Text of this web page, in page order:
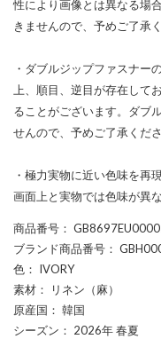
性により画像とは異なる場
きませんので、予めご了承く
・ダブルジップファスナー
上、順目、逆目が存在して
ることがございます。ダブ
せんので、予めご了承くださ
・極力実物に近い色味を再
画面上と実物では色味が異
商品番号 ：
ブランド商品番号 ：
色 ： IVORY
素材 ： リネン（麻）
原産国 ： 韓国
シーズン ： 2026年 春夏